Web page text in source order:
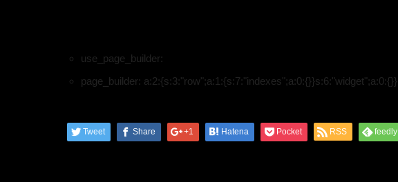
use_page_builder:
page_builder: a:2:{s:3:"row";a:1:{s:7:"indexes";a:0:{}}s:6:"widget";a:0:{}}
Tweet Share +1 Hatena Pocket RSS feedly